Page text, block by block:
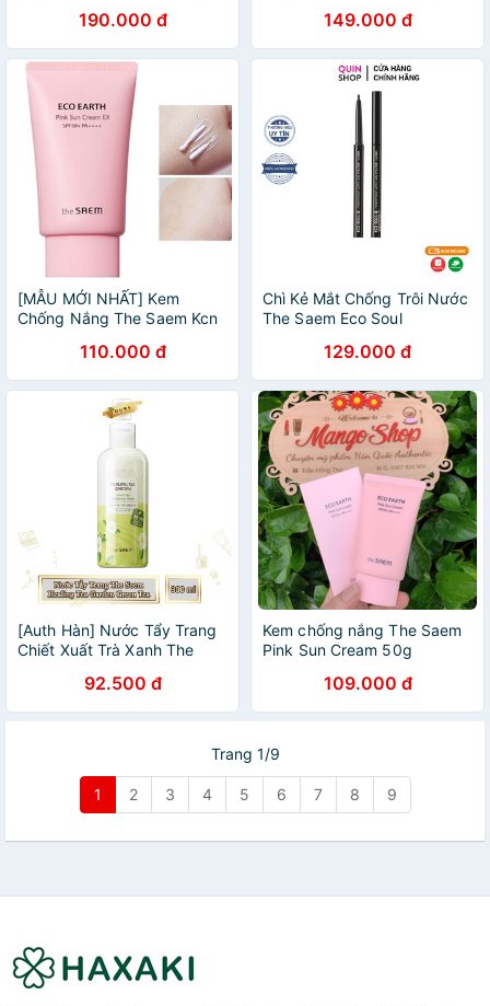
190.000 đ 149.000 đ
[MẪU MỚI NHẤT] Kem
Chống Nắng The Saem Kcn
110.000 đ
Chì Kẻ Mắt Chống Trôi Nước
The Saem Eco Soul
129.000 đ
[Auth Hàn] Nước Tẩy Trang
Chiết Xuất Trà Xanh The
Green Tea Cleansing Water
Cho Da Hỗn Hợp
92.500 đ
Kem chống nắng The Saem
Pink Sun Cream 50g
109.000 đ
Trang 1/9
1 2 3 4 5 6 7 8 9